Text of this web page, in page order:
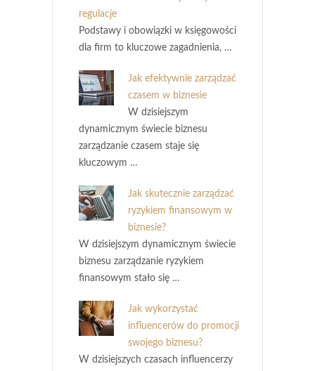
regulacje
Podstawy i obowiązki w księgowości
dla firm to kluczowe zagadnienia, …
Jak efektywnie zarządzać
czasem w biznesie
W dzisiejszym
dynamicznym świecie biznesu
zarządzanie czasem staje się
kluczowym …
Jak skutecznie zarządzać
ryzykiem finansowym w
biznesie?
W dzisiejszym dynamicznym świecie
biznesu zarządzanie ryzykiem
finansowym stało się …
Jak wykorzystać
influencerów do promocji
swojego biznesu?
W dzisiejszych czasach influencerzy